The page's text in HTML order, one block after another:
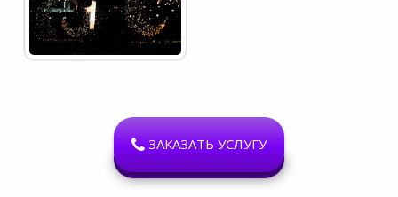
ЗАКАЗАТЬ УСЛУГУ